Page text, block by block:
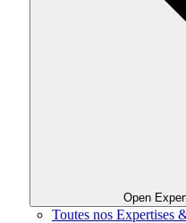
Open
Toutes nos Expertises